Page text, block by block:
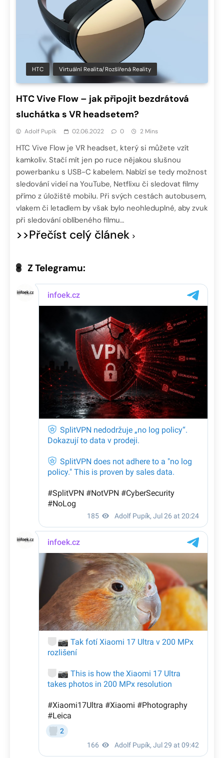
HTC Virtuální Realita/Rozšířená Reality
HTC Vive Flow – jak připojit bezdrátová
sluchátka s VR headsetem?
Adolf Pupík 02.06.2022 0 2 Mins
HTC Vive Flow je VR headset, který si můžete vzít
kamkoliv. Stačí mít jen po ruce nějakou slušnou
powerbanku s USB-C kabelem. Nabízí se tedy možnost
sledování videí na YouTube, Netflixu či sledovat filmy
přímo z úložiště mobilu. Při svých cestách autobusem,
vlakem či letadlem by však bylo neohleduplné, aby zvuk
při sledování oblíbeného filmu…
>>Přečíst celý článek
Z Telegramu: